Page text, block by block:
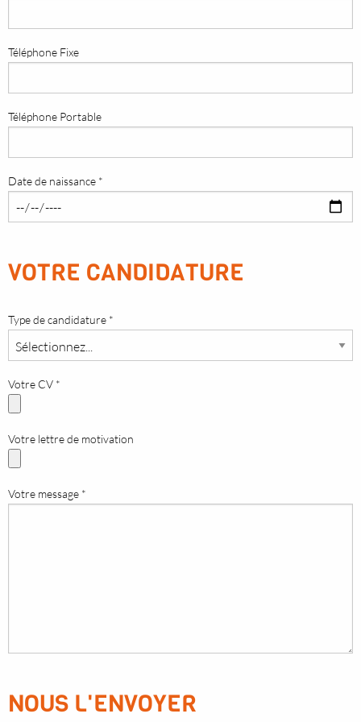
Téléphone Fixe
Téléphone Portable
Date de naissance *
VOTRE CANDIDATURE
Type de candidature *
Votre CV *
Votre lettre de motivation
Votre message *
NOUS L'ENVOYER